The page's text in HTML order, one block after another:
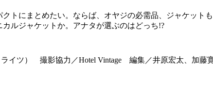
トにまとめたい。ならば、オヤジの必需品、ジャケット
ルジャケットか。アナタが選ぶのはどっち!?
ツ） 撮影協力／Hotel Vintage 編集／井原宏太、加藤寛